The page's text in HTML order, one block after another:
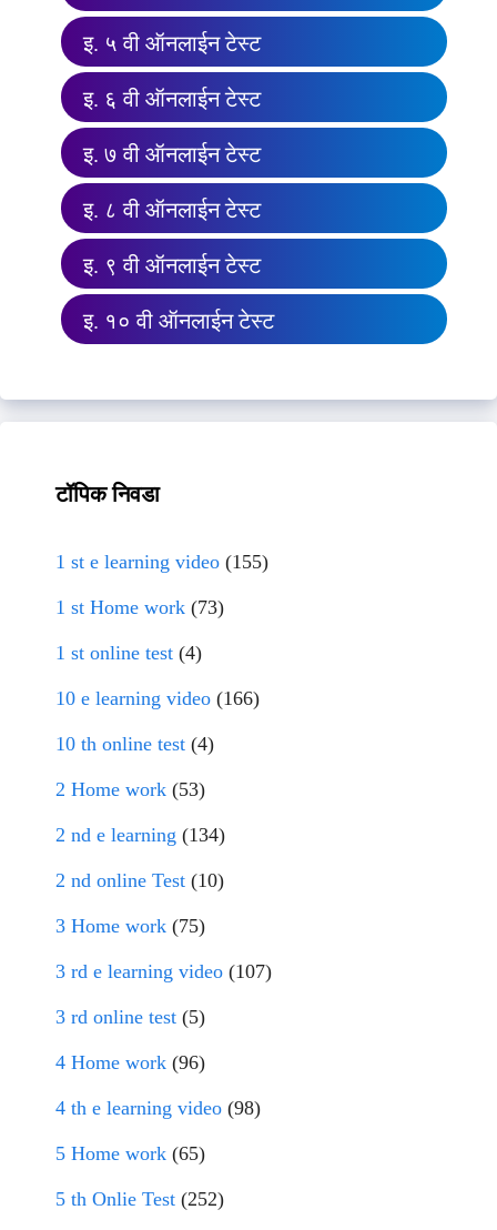
इ. ५ वी ऑनलाईन टेस्ट
इ. ६ वी ऑनलाईन टेस्ट
इ. ७ वी ऑनलाईन टेस्ट
इ. ८ वी ऑनलाईन टेस्ट
इ. ९ वी ऑनलाईन टेस्ट
इ. १० वी ऑनलाईन टेस्ट
टॉपिक निवडा
1 st e learning video (155)
1 st Home work (73)
1 st online test (4)
10 e learning video (166)
10 th online test (4)
2 Home work (53)
2 nd e learning (134)
2 nd online Test (10)
3 Home work (75)
3 rd e learning video (107)
3 rd online test (5)
4 Home work (96)
4 th e learning video (98)
5 Home work (65)
5 th Onlie Test (252)